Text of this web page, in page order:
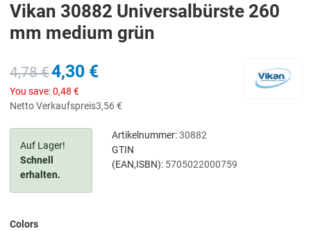
Vikan 30882 Universalbürste 260
mm medium grün
4,78 €4,30 €
You save:0,48 €
Netto Verkaufspreis3,56 €
Auf Lager!
Schnell
erhalten.
Artikelnummer:30882
GTIN
(EAN,ISBN): 5705022000759
Colors